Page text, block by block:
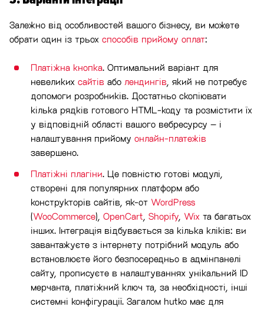
Залежно від особливостей вашого бізнесу, ви можете
обрати один із трьох способів прийому оплат:
Платіжна кнопка. Оптимальний варіант для
невеликих сайтів або лендингів, який не потребує
допомоги розробників. Достатньо скопіювати
кілька рядків готового HTML-коду та розмістити їх
у відповідній області вашого вебресурсу – і
налаштування прийому онлайн-платежів
завершено.
Платіжні плагіни. Це повністю готові модулі,
створені для популярних платформ або
конструкторів сайтів, як-от WordPress
(WooCommerce), OpenCart, Shopify, Wix та багатьох
інших. Інтеграція відбувається за кілька кліків: ви
завантажуєте з інтернету потрібний модуль або
встановлюєте його безпосередньо в адмінпанелі
сайту, прописуєте в налаштуваннях унікальний ID
мерчанта, платіжний ключ та, за необхідності, інші
системні конфігурації. Загалом hutko має для